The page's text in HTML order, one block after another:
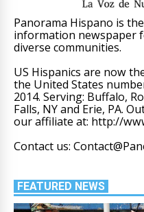
Panorama Hispano is
information newspaper
diverse communities.
US Hispanics are now
the United States
2014. Serving: Buffalo,
Falls, NY and Erie, PA.
our affiliate at: http://
Contact us:
FEATURED NEWS